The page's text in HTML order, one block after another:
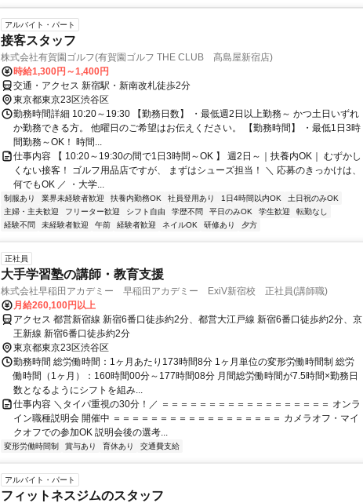
アルバイト・パート
接客スタッフ
株式会社有賀園ゴルフ(有賀園ゴルフ THE CLUB 髙島屋新宿店)
時給1,300円～1,400円
交通・アクセス 新宿駅・新南改札徒歩2分
東京都東京23区渋谷区
勤務時間詳細 10:20～19:30 【勤務日数】 ・最低週2日以上勤務～ かつ土日いずれ
か勤務できる方。 他曜日のご希望はお伝えください。 【勤務時間】 ・最低1日3時
間勤務～OK！ 時間...
仕事内容 【 10:20～19:30の間で1日3時間～OK 】 週2日～｜扶養内OK｜ むずかし
くない接客！ ゴルフ用品店ですが、 まずはシューズ担当！ ＼ 応募のきっかけは、
何でもOK ／ ・大学...
制服あり 業界未経験者歓迎 扶養内勤務OK 社員登用あり 1日4時間以内OK
土日祝のみOK
主婦・主夫歓迎
フリーター歓迎 シフト自由 学歴不問 平日のみOK 学生歓迎
転勤なし
経験不問
未経験者歓迎 午前 経験者歓迎 ネイルOK 研修あり 夕方
正社員
大手学習塾の講師・教育支援
株式会社早稲田アカデミー 早稲田アカデミー ExiV新宿校 正社員(講師職)
月給260,100円以上
アクセス 都営新宿線 新宿6番口徒歩約2分、都営大江戸線 新宿6番口徒歩約2分、京
王新線 新宿6番口徒歩約2分
東京都東京23区渋谷区
勤務時間 総労働時間：1ヶ月あたり173時間8分 1ヶ月単位の変形労働時間制 総労
働時間（1ヶ月）：160時間00分～177時間08分 月間総労働時間が7.5時間×勤務日
数となるようにシフトを組み...
仕事内容 ＼タイパ重視の30分！／ ＝＝＝＝＝＝＝＝＝＝＝＝＝＝＝＝＝＝ オンラ
イン職種説明会 開催中 ＝＝＝＝＝＝＝＝＝＝＝＝＝＝＝＝＝＝ カメラオフ・マイ
クオフでの参加OK 説明会後の選考...
変形労働時間制 賞与あり 育休あり 交通費支給
アルバイト・パート
フィットネスジムのスタッフ